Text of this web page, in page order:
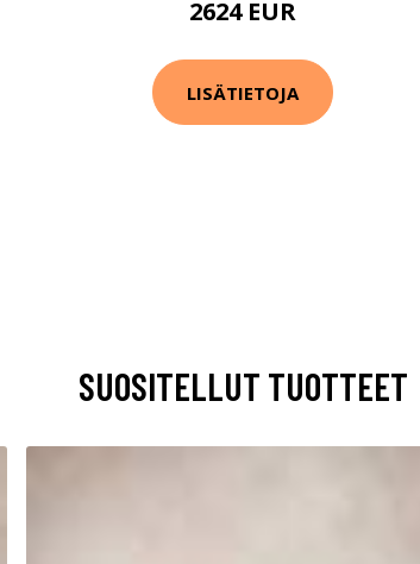
2624 EUR
LISÄTIETOJA
SUOSITELLUT TUOTTEET